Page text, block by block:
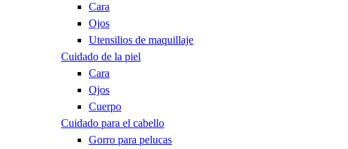
Cara
Ojos
Utensilios de maquillaje
Cuidado de la piel
Cara
Ojos
Cuerpo
Cuidado para el cabello
Gorro para pelucas